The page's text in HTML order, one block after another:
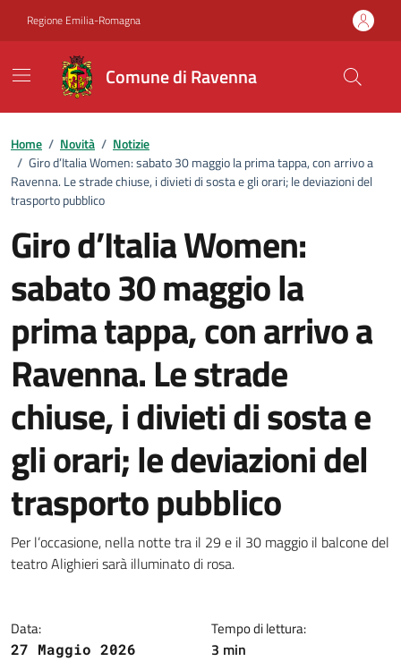
Regione Emilia-Romagna
Comune di Ravenna
Home / Novità / Notizie
/ Giro d’Italia Women: sabato 30 maggio la prima tappa, con arrivo a
Ravenna. Le strade chiuse, i divieti di sosta e gli orari; le deviazioni del
trasporto pubblico
Giro d’Italia Women:
sabato 30 maggio la
prima tappa, con arrivo a
Ravenna. Le strade
chiuse, i divieti di sosta e
gli orari; le deviazioni del
trasporto pubblico
Dettagli della notizia
Per l’occasione, nella notte tra il 29 e il 30 maggio il balcone del
teatro Alighieri sarà illuminato di rosa.
Data:
27 Maggio 2026
Tempo di lettura:
3 min